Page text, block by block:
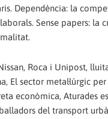
Dependència: la
Sense papers: la
Roca i Unipost,
El sector metal·lúrgic
econòmica, Aturades
del transport